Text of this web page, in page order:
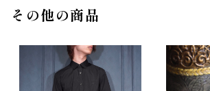
その他の商品